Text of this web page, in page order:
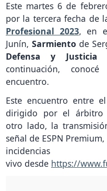
Este martes 6 de
por la tercera fecha de
Profesional 2023, en
Junín, Sarmiento de
Defensa y Justicia
continuación,
encuentro.
Este encuentro entre
dirigido por el árbitro
otro lado, la
señal de ESPN
vivo desde https://